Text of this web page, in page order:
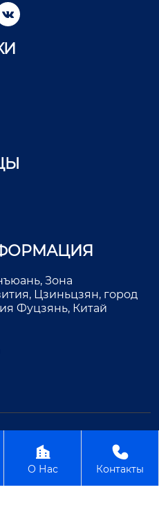

Зона
Цзиньцзян, город
Фуцзянь, Китай

О Нас

Контакты